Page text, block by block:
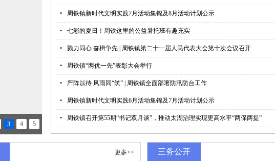
3 4 5
• 周铁镇新时代文明实践7月活动集锦及8月活动计划公示
• 七彩的夏日！周铁这里的公益暑托班有趣充实
• 勠力同心 奋楫争先 | 周铁镇第二十一届人民代表大会第十次会议召开
• 周铁镇“两优一先”表彰大会举行
• 严阵以待 风雨同“筑” | 周铁镇全面部署防汛防台工作
• 周铁镇新时代文明实践6月活动集锦及7月活动计划公示
• 周铁镇召开第55期“书记双月谈”，推动太湖治理实现更高水平“两保两提”
更多>> 三务公开